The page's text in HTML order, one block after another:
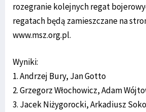
rozegranie kolejnych regat
regatach będą zamieszczane na
www.msz.org.pl.
Wyniki:
1. Andrzej Bury, Jan Gotto
2. Grzegorz Włochowicz, Adam
3. Jacek Niżygorocki, Arkadiusz